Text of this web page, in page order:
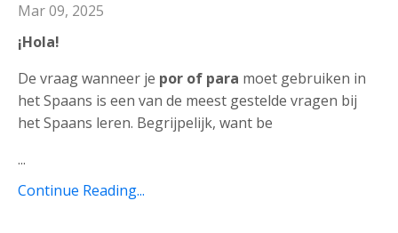
Mar 09, 2025
¡Hola!
De vraag wanneer je por of para moet gebruiken in
het Spaans is een van de meest gestelde vragen bij
het Spaans leren. Begrijpelijk, want be
...
Continue Reading...